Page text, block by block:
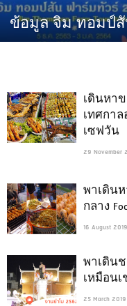
ข้อมูล จิม ทอมป์
เดินหา
เทศกา
เซฟวัน
29 November
พาเดิน
กลาง
16 August 2019
พาเดิน
เหมือน
25 March 2019